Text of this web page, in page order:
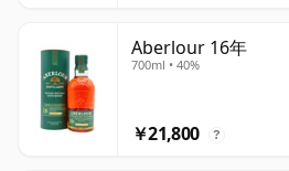
Aberlour 16年
700ml • 40%
￥21,800 ?